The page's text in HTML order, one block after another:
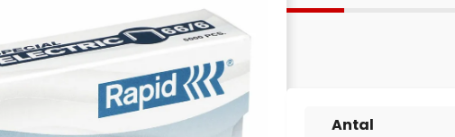
Antal